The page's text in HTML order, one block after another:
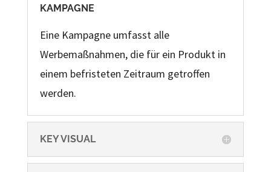
KAMPAGNE
Eine Kampagne umfasst alle
Werbemaßnahmen, die für ein Produkt in
einem befristeten Zeitraum getroffen
werden.
KEY VISUAL